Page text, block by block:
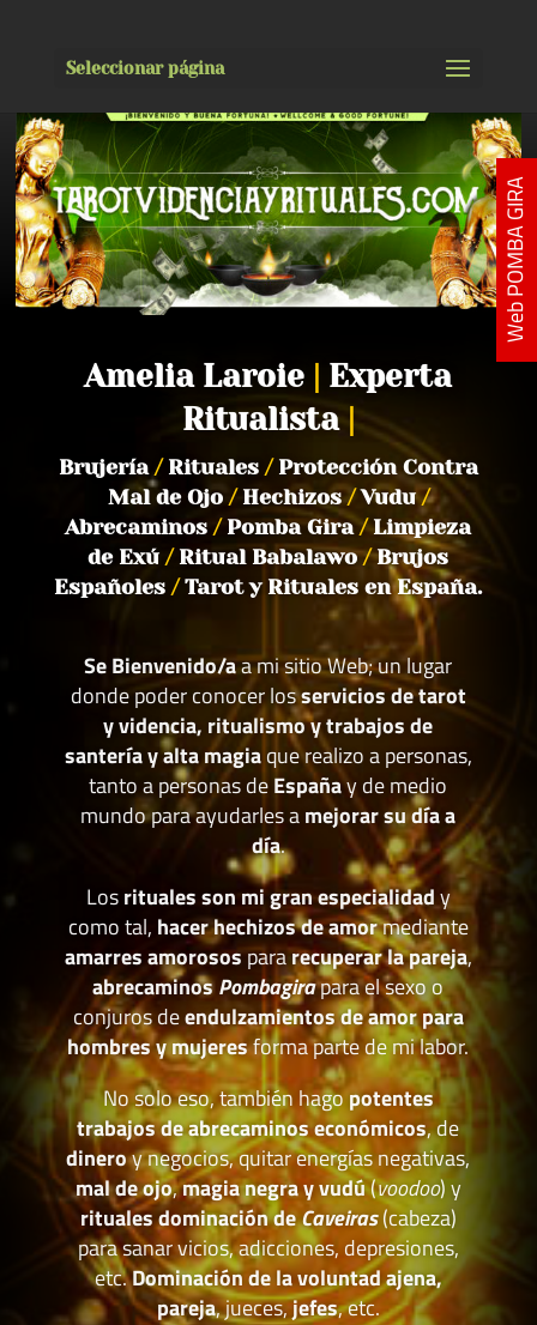
Seleccionar página
Amelia Laroie
Experta
Ritualista
Brujería /Rituales /Protección Contra
Mal de Ojo /Hechizos/Vudu/
Abrecaminos/Pomba Gira/Limpieza
de Exú/Ritual Babalawo/Brujos
Españoles/Tarot y Rituales en España.
Se Bienvenido/aa mi sitio Web; un lugar
donde poder conocer losservicios de tarot
y videncia, ritualismo y trabajos de
santería y alta magiaque realizo a personas,
tanto a personas deEspañay de medio
mundo para ayudarles amejorar su día a
día.
Losrituales son mi gran especialidady
como tal, hacer hechizos de amormediante
amarres amorosospararecuperar la pareja,
abrecaminosPombagirapara el sexo o
conjuros deendulzamientos de amor para
hombres y mujeresforma parte de mi labor.
No solo eso, también hagopotentes
trabajos de abrecaminos económicos, de
dineroy negocios, quitar energías negativas,
mal de ojo,magia negra y vudú(voodoo) y
rituales dominación deCaveiras(cabeza)
para sanar vicios, adicciones, depresiones,
etc.Dominación de la voluntad ajena,
pareja, jueces,jefes, etc.
Web POMBA GIRA